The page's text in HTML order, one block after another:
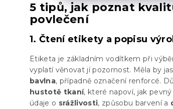
5 tipů, jak poznat
povlečení
1. Čtení etikety a popisu
Etiketa je základním vodítkem při
vyplatí věnovat jí pozornost. Měla by
bavlna, případně označení renforcé.
hustotě tkaní, které napoví, jak
údaje o srážlivosti, způsobu barvení a